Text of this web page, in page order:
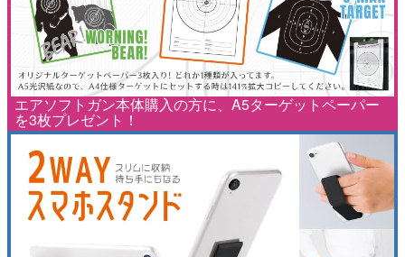
エアソフトガン本体購入の方に、A5ターゲットペーパー
を3枚プレゼント！